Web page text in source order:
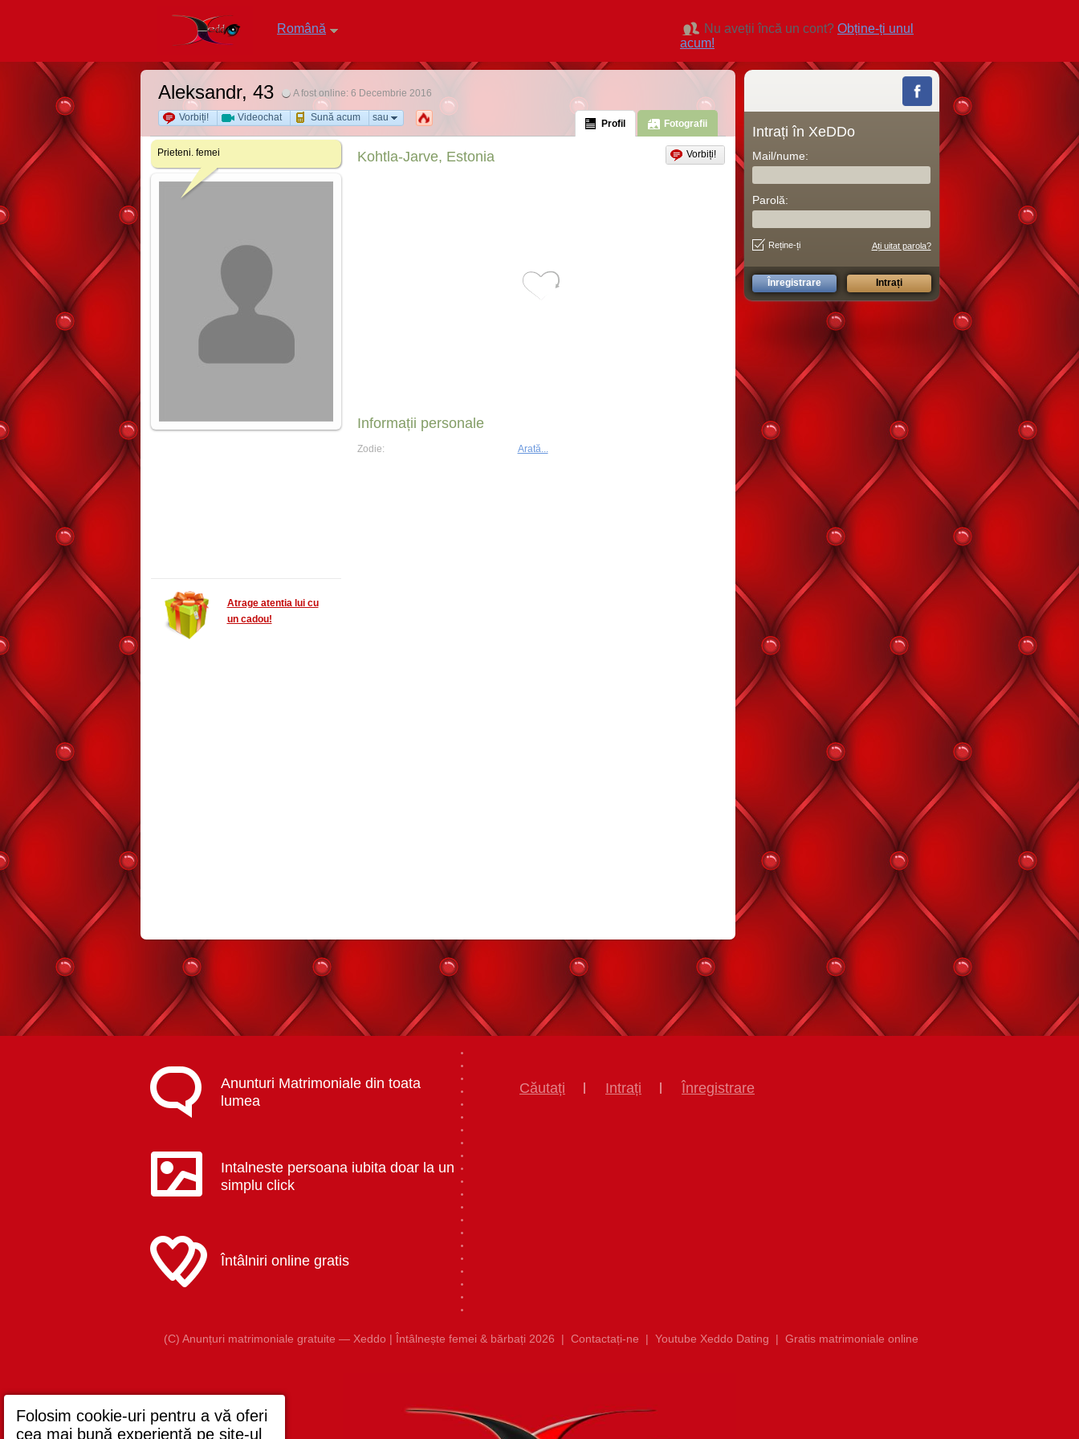
Română Nu aveții încă un cont? Obține-ți unul
acum!
Aleksandr, 43 A fost online: 6 Decembrie 2016
Vorbiți! Videochat Sună acum sau
Profil Fotografii
Prieteni. femei
Atrage atentia lui cu
un cadou!
Vorbiți!
Kohtla-Jarve, Estonia
Informații personale
Zodie: Arată...
Intrați în XeDDo
Mail/nume:
Parolă:
Reține-ți Ați uitat parola?
Anunturi Matrimoniale din toata
lumea
Intalneste persoana iubita doar la un
simplu click
Întâlniri online gratis
Căutați Intrați Înregistrare
(C) Anunțuri matrimoniale gratuite — Xeddo | Întâlnește femei & bărbați 2026 | Contactați-ne | Youtube Xeddo Dating | Gratis matrimoniale online
Folosim cookie-uri pentru a vă oferi
cea mai bună experiență pe site-ul